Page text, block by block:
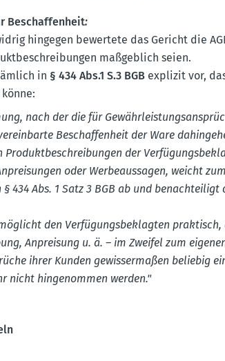
Beschaf­fenheit:
hingegen bewertete das Gericht die
maßgeblich seien.
in § 434 Abs.1 S.3 BGB explizit vor,
nach der die für
Beschaf­fenheit der Ware
Produkt­be­schrei­bungen der
oder Werbe­aus­sagen, weicht
434 Abs. 1 Satz 3 BGB ab und benach­teiligt
den Verfü­gungs­be­klagten
Anpreisung u. ä. – im Zweifel zum
ihrer Kunden gewis­ser­maßen beliebig
nicht hinge­nommen werden."